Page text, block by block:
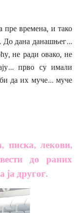
пре времена, и тако
До дана данашњег…
не ради овако, не
прво су имали
да их муче… муче
лекови,
до раних
ја другог.